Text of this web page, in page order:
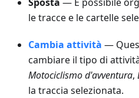
le tracce e le cartelle
Cambia attività —
cambiare il tipo di
Motociclismo d'avventura,
la traccia selezionata.